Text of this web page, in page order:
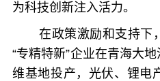
为科技创新注入活力。
在政策激励和支持下
“专精特新”企业在青海大
维基地投产，光伏、锂电